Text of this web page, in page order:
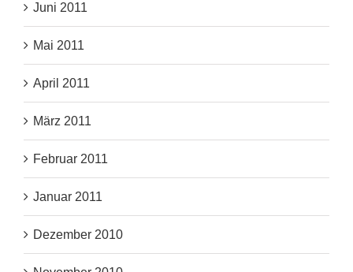
Juni 2011
Mai 2011
April 2011
März 2011
Februar 2011
Januar 2011
Dezember 2010